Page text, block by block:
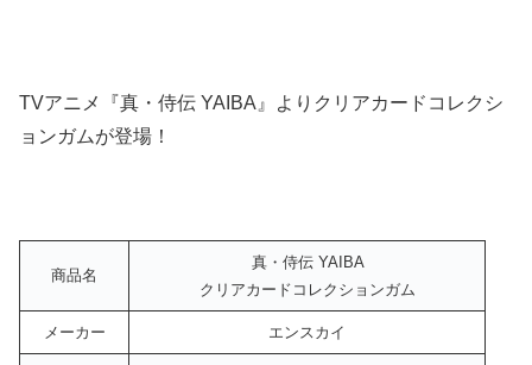
TVアニメ『真・侍伝 YAIBA』よりクリアカードコレクシ
ョンガムが登場！
商品名
真・侍伝 YAIBA
クリアカードコレクションガム
メーカー エンスカイ